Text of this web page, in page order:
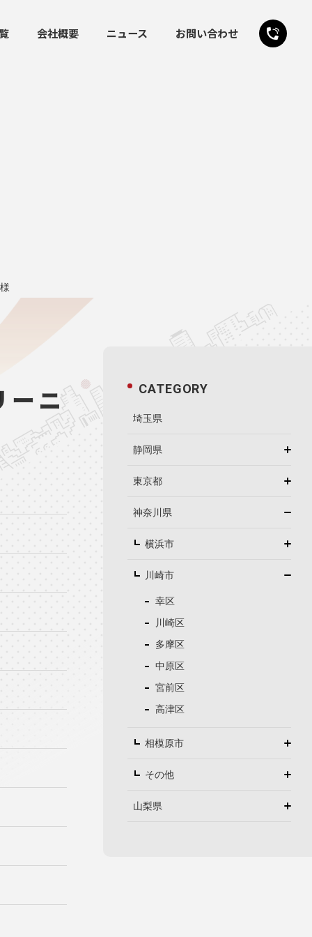
会社概要 ニュース お問い合わせ
ーニ
CATEGORY
埼玉県
静岡県
東京都
神奈川県
横浜市
川崎市
幸区
川崎区
多摩区
中原区
宮前区
高津区
相模原市
その他
山梨県